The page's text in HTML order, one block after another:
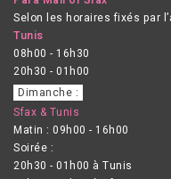
Selon les horaires fixés par
Tunis
08h00 - 16h30
20h30 - 01h00
Dimanche :
Sfax & Tunis
Matin : 09h00 - 16h00
Soirée :
20h30 - 01h00 à Tunis